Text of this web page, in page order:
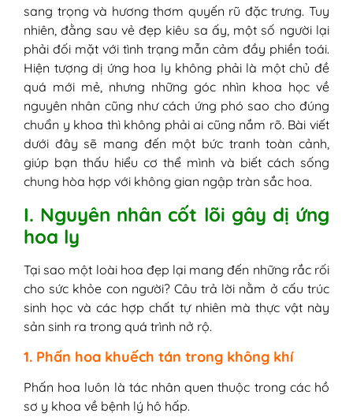
1. Dấu hiệu hô hấp: Hắt hơi, nghẹt mũi
2. Phản ứng trên da: Nổi mẩn, ngứa
ngáy
3. Biểu hiện toàn thân: Đau đầu,
chóng mặt
III. Nhóm đối tượng có nguy cơ cao bị dị
ứng
1. Người có tiền sử viêm mũi dị ứng
2. Bệnh nhân hen suyễn mãn tính
3. Phụ nữ mang thai và trẻ sơ sinh
1. Cách ly ngay khỏi không gian có
Yoosun Rau Má
3. Vệ sinh vùng da và niêm mạc mũi
4. Sử dụng thuốc kháng Histamin phù
hợp
V. Giải pháp phòng ngừa và gợi ý thay thế
1. Mẹo tỉa sạch nhụy để giảm thiểu
phấn
2. Chọn giống ly không phấn, ít mùi
sang trọng và hương thơm quyến rũ đặc trưng. Tuy
nhiên, đằng sau vẻ đẹp kiêu sa ấy, một số người lại
phải đối mặt với tình trạng mẫn cảm đầy phiền toái.
Hiện tượng dị ứng hoa ly không phải là một chủ đề
quá mới mẻ, nhưng những góc nhìn khoa học về
nguyên nhân cũng như cách ứng phó sao cho đúng
chuẩn y khoa thì không phải ai cũng nắm rõ. Bài viết
dưới đây sẽ mang đến một bức tranh toàn cảnh,
giúp bạn thấu hiểu cơ thể mình và biết cách sống
chung hòa hợp với không gian ngập tràn sắc hoa.
I. Nguyên nhân cốt lõi gây dị ứng
hoa ly
Tại sao một loài hoa đẹp lại mang đến những rắc rối
cho sức khỏe con người? Câu trả lời nằm ở cấu trúc
sinh học và các hợp chất tự nhiên mà thực vật này
sản sinh ra trong quá trình nở rộ.
1. Phấn hoa khuếch tán trong không khí
Phấn hoa luôn là tác nhân quen thuộc trong các hồ
sơ y khoa về bệnh lý hô hấp.